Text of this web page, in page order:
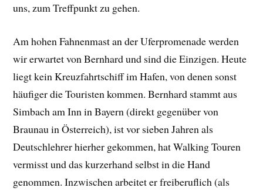
uns, zum Treffpunkt zu gehen.
Am hohen Fahnenmast an der Uferpromenade werden
wir erwartet von Bernhard und sind die Einzigen. Heute
liegt kein Kreuzfahrtschiff im Hafen, von denen sonst
häufiger die Touristen kommen. Bernhard stammt aus
Simbach am Inn in Bayern (direkt gegenüber von
Braunau in Österreich), ist vor sieben Jahren als
Deutschlehrer hierher gekommen, hat Walking Touren
vermisst und das kurzerhand selbst in die Hand
genommen. Inzwischen arbeitet er freiberuflich (als